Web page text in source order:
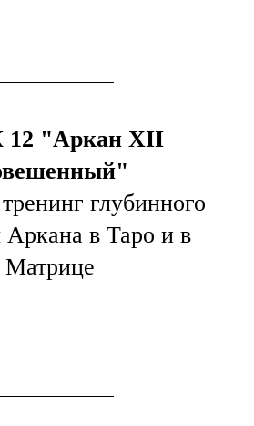
"Аркан XII
глубинного
Аркана в Таро и в
Матрице